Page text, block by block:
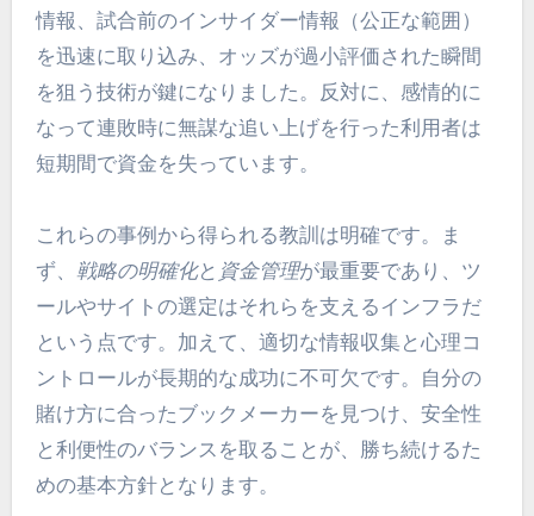
情報、試合前のインサイダー情報（公正な範囲）
を迅速に取り込み、オッズが過小評価された瞬間
を狙う技術が鍵になりました。反対に、感情的に
なって連敗時に無謀な追い上げを行った利用者は
短期間で資金を失っています。
これらの事例から得られる教訓は明確です。ま
ず、 戦略の明確化と 資金管理が最重要であり、ツ
ールやサイトの選定はそれらを支えるインフラだ
という点です。加えて、適切な情報収集と心理コ
ントロールが長期的な成功に不可欠です。自分の
賭け方に合ったブックメーカーを見つけ、安全性
と利便性のバランスを取ることが、勝ち続けるた
めの基本方針となります。